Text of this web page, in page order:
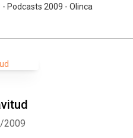
Podcasts 2009 - Olinca
2009